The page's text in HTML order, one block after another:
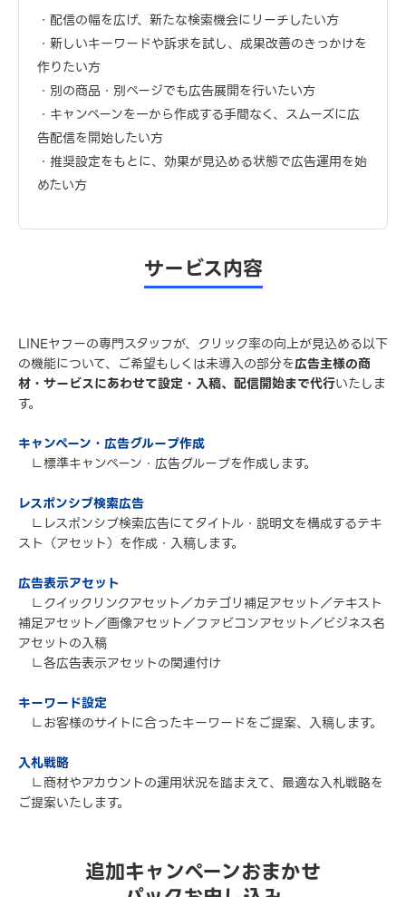
・配信の幅を広げ、新たな検索機会にリーチしたい方
・新しいキーワードや訴求を試し、成果改善のきっかけを
作りたい方
・別の商品・別ページでも広告展開を行いたい方
・キャンペーンを一から作成する手間なく、スムーズに広
告配信を開始したい方
・推奨設定をもとに、効果が見込める状態で広告運用を始
めたい方
サービス内容
LINEヤフーの専門スタッフが、クリック率の向上が見込める以下
の機能について、ご希望もしくは未導入の部分を広告主様の商
材・サービスにあわせて設定・入稿、配信開始まで代行いたしま
す。
キャンペーン・広告グループ作成
∟標準キャンペーン・広告グループを作成します。
レスポンシブ検索広告
∟レスポンシブ検索広告にてタイトル・説明文を構成するテキ
スト（アセット）を作成・入稿します。
広告表示アセット
∟クイックリンクアセット／カテゴリ補足アセット／テキスト
補足アセット／画像アセット／ファビコンアセット／ビジネス名
アセットの入稿
∟各広告表示アセットの関連付け
キーワード設定
∟お客様のサイトに合ったキーワードをご提案、入稿します。
入札戦略
∟商材やアカウントの運用状況を踏まえて、最適な入札戦略を
ご提案いたします。
追加キャンペーンおまかせ